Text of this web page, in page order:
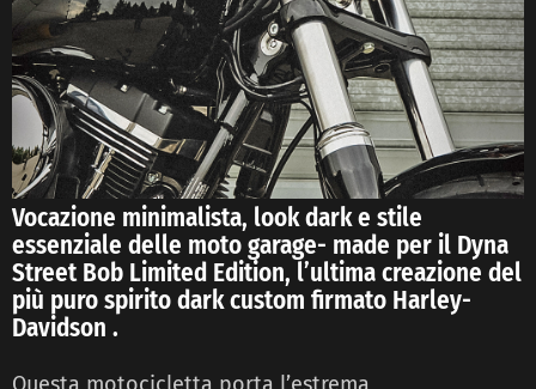
Vocazione minimalista, look dark e stile
essenziale delle moto garage- made per il Dyna
Street Bob Limited Edition, l’ultima creazione del
più puro spirito dark custom firmato Harley-
Davidson .